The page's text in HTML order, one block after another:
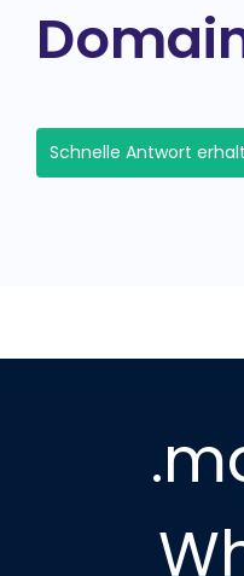
Schnelle Antwort